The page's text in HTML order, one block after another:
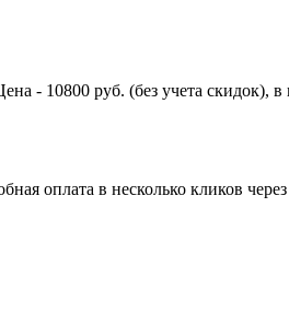
- 10800 руб. (без учета скидок),
оплата в несколько кликов через